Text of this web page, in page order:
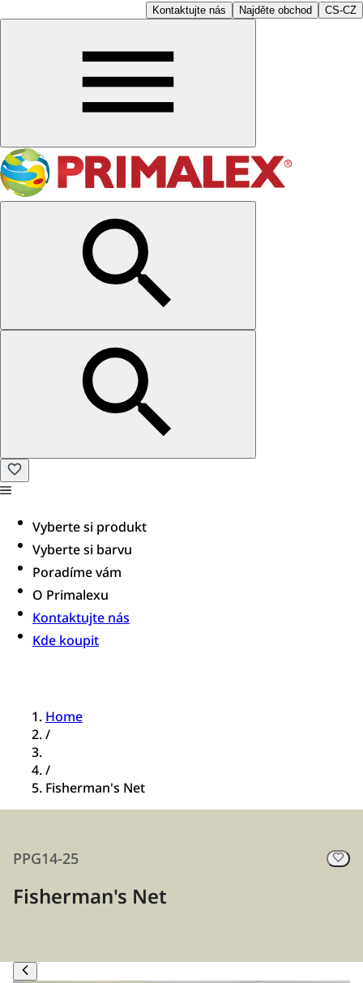
Kontaktujte nás Najděte obchod CS-CZ
Vyberte si produkt
Vyberte si barvu
Poradíme vám​
O Primalexu
Kontaktujte nás
Kde koupit
Home
/
/
Fisherman's Net
PPG14-25
Fisherman's Net